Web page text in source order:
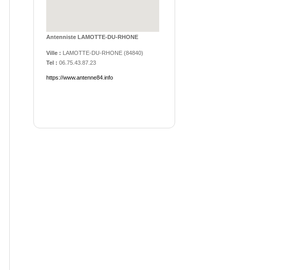
Antenniste LAMOTTE-DU-RHONE
Ville : LAMOTTE-DU-RHONE (84840)
Tel : 06.75.43.87.23
https://www.antenne84.info